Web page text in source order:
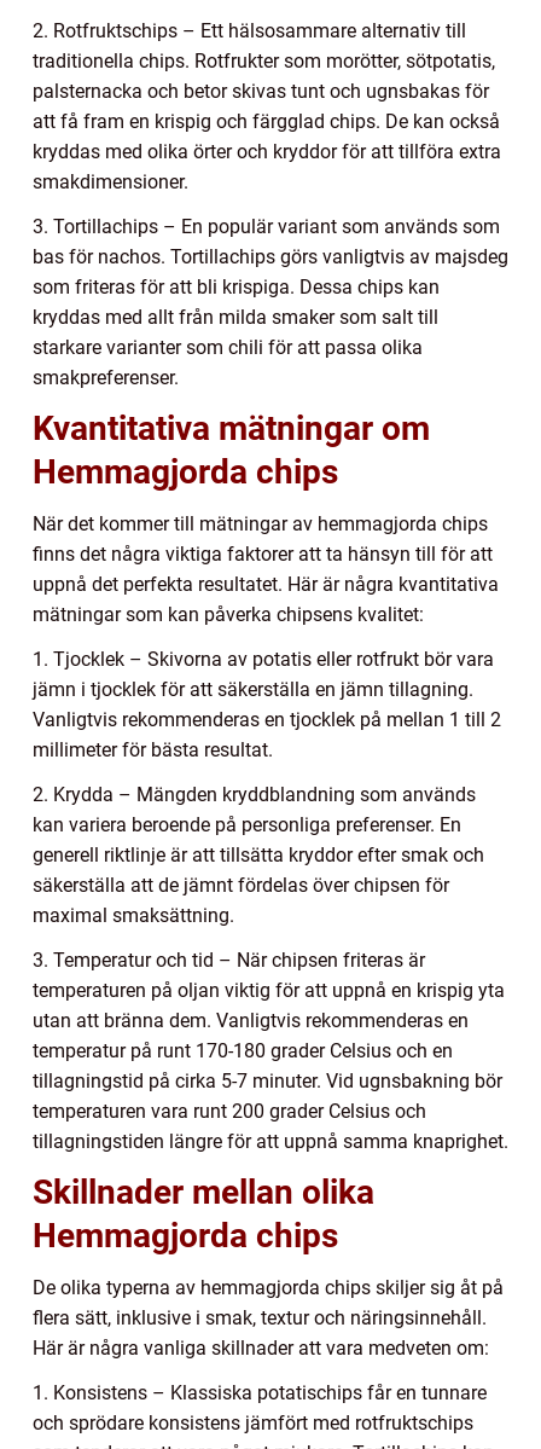
2. Rotfruktschips – Ett hälsosammare alternativ till
traditionella chips. Rotfrukter som morötter, sötpotatis,
palsternacka och betor skivas tunt och ugnsbakas för
att få fram en krispig och färgglad chips. De kan också
kryddas med olika örter och kryddor för att tillföra extra
smakdimensioner.
3. Tortillachips – En populär variant som används som
bas för nachos. Tortillachips görs vanligtvis av majsdeg
som friteras för att bli krispiga. Dessa chips kan
kryddas med allt från milda smaker som salt till
starkare varianter som chili för att passa olika
smakpreferenser.
Kvantitativa mätningar om
Hemmagjorda chips
När det kommer till mätningar av hemmagjorda chips
finns det några viktiga faktorer att ta hänsyn till för att
uppnå det perfekta resultatet. Här är några kvantitativa
mätningar som kan påverka chipsens kvalitet:
1. Tjocklek – Skivorna av potatis eller rotfrukt bör vara
jämn i tjocklek för att säkerställa en jämn tillagning.
Vanligtvis rekommenderas en tjocklek på mellan 1 till 2
millimeter för bästa resultat.
2. Krydda – Mängden kryddblandning som används
kan variera beroende på personliga preferenser. En
generell riktlinje är att tillsätta kryddor efter smak och
säkerställa att de jämnt fördelas över chipsen för
maximal smaksättning.
3. Temperatur och tid – När chipsen friteras är
temperaturen på oljan viktig för att uppnå en krispig yta
utan att bränna dem. Vanligtvis rekommenderas en
temperatur på runt 170-180 grader Celsius och en
tillagningstid på cirka 5-7 minuter. Vid ugnsbakning bör
temperaturen vara runt 200 grader Celsius och
tillagningstiden längre för att uppnå samma knaprighet.
Skillnader mellan olika
Hemmagjorda chips
De olika typerna av hemmagjorda chips skiljer sig åt på
flera sätt, inklusive i smak, textur och näringsinnehåll.
Här är några vanliga skillnader att vara medveten om:
1. Konsistens – Klassiska potatischips får en tunnare
och sprödare konsistens jämfört med rotfruktschips